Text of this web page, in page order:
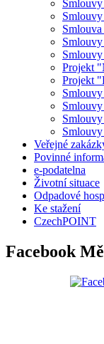
Projekt
Projekt
Veřejné
Povinné
e-podatelna
Životní situace
Odpadové
Ke stažení
CzechPOINT
Facebook